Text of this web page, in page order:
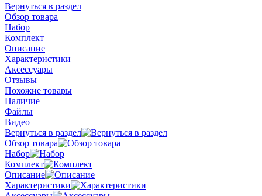
Вернуться в раздел
Обзор товара
Набор
Комплект
Описание
Характеристики
Аксессуары
Отзывы
Похожие товары
Наличие
Файлы
Видео
Вернуться в раздел
Обзор товара
Набор
Комплект
Описание
Характеристики